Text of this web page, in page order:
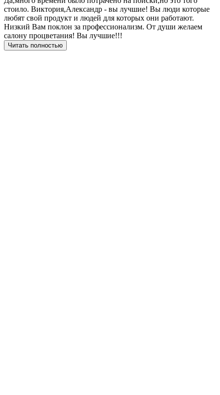
стоило. Виктория,Александр - вы лучшие! Вы люди которые
любят свой продукт и людей для которых они работают.
Низкий Вам поклон за профессионализм. От души желаем
салону процветания! Вы лучшие!!!
Читать полностью